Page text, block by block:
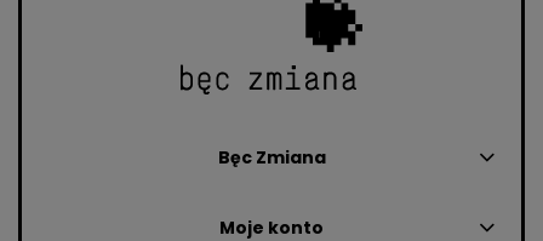
Bęc Zmiana
Moje konto